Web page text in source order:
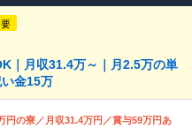
｜月収31.4万～｜月2.5万の単
金15万
円の寮／月収31.4万円／賞与59万円あ